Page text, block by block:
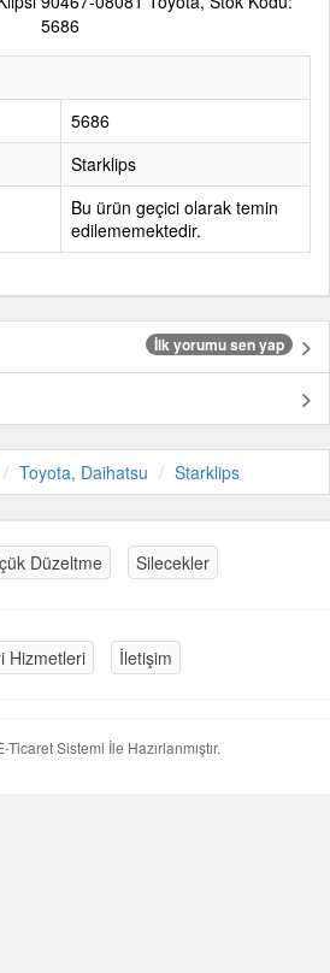
5686
5686
Starklips
Bu ürün geçici olarak temin
edilememektedir.
İlk yorumu sen yap
Toyota, Daihatsu Starklips
Düzeltme Silecekler
Hizmetleri İletişim
Ticaret Sistemi İle Hazırlanmıştır.